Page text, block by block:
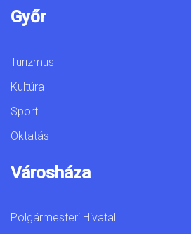
Győr
Turizmus
Kultúra
Sport
Oktatás
Városháza
Polgármesteri Hivatal